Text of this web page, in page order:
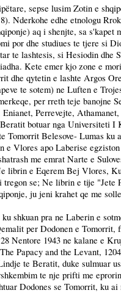
sepse lusim Zotin e
Nderkohe edhe etnologu
aq i shenjte, sa s'kapet
por dhe studiues te tjere
lashtesis, si Hesiodin
Kete emer kjo zone e
dhe qytetin e lashte
te sotem) ne Luften e
per rreth teje
Perrevejte,
botuar nga Universiteti
Tomorrit Belesove-
Vlores apo Laberise
me emrat Narte e
e Eqerem Bej Vlores,
se; Ne librin e tije
ju jeni krahet qe
shkuan pra ne Laberin e
per Dodonen e
1943 ne kalane e
Papacy and the Levant,
te Beratit, duke sulmuar
te nje prifti me
Dodones se Tomorrit, ku ai